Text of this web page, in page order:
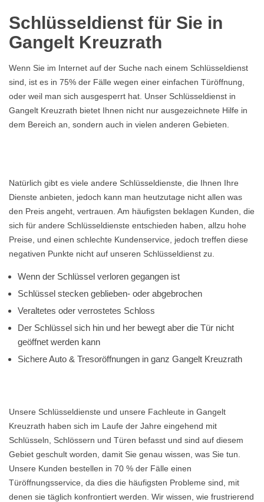
Schlüsseldienst für Sie in
Gangelt Kreuzrath
Wenn Sie im Internet auf der Suche nach einem Schlüsseldienst
sind, ist es in 75% der Fälle wegen einer einfachen Türöffnung,
oder weil man sich ausgesperrt hat. Unser Schlüsseldienst in
Gangelt Kreuzrath bietet Ihnen nicht nur ausgezeichnete Hilfe in
dem Bereich an, sondern auch in vielen anderen Gebieten.
Natürlich gibt es viele andere Schlüsseldienste, die Ihnen Ihre
Dienste anbieten, jedoch kann man heutzutage nicht allen was
den Preis angeht, vertrauen. Am häufigsten beklagen Kunden, die
sich für andere Schlüsseldienste entschieden haben, allzu hohe
Preise, und einen schlechte Kundenservice, jedoch treffen diese
negativen Punkte nicht auf unseren Schlüsseldienst zu.
Wenn der Schlüssel verloren gegangen ist
Schlüssel stecken geblieben- oder abgebrochen
Veraltetes oder verrostetes Schloss
Der Schlüssel sich hin und her bewegt aber die Tür nicht
geöffnet werden kann
Sichere Auto & Tresoröffnungen in ganz Gangelt Kreuzrath
Unsere Schlüsseldienste und unsere Fachleute in Gangelt
Kreuzrath haben sich im Laufe der Jahre eingehend mit
Schlüsseln, Schlössern und Türen befasst und sind auf diesem
Gebiet geschult worden, damit Sie genau wissen, was Sie tun.
Unsere Kunden bestellen in 70 % der Fälle einen
Türöffnungsservice, da dies die häufigsten Probleme sind, mit
denen sie täglich konfrontiert werden. Wir wissen, wie frustrierend